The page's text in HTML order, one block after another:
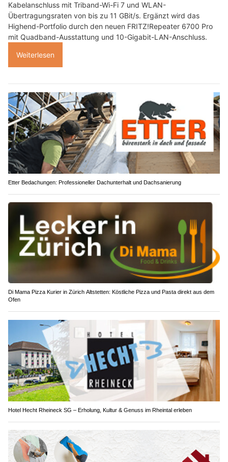
Kabelanschluss mit Triband-Wi-Fi 7 und WLAN-
Übertragungsraten von bis zu 11 GBit/s. Ergänzt wird das
Highend-Portfolio durch den neuen FRITZ!Repeater 6700 Pro
mit Quadband-Ausstattung und 10-Gigabit-LAN-Anschluss.
Weiterlesen
Etter Bedachungen: Professioneller Dachunterhalt und Dachsanierung
Di Mama Pizza Kurier in Zürich Altstetten: Köstliche Pizza und Pasta direkt aus dem
Ofen
Hotel Hecht Rheineck SG – Erholung, Kultur & Genuss im Rheintal erleben